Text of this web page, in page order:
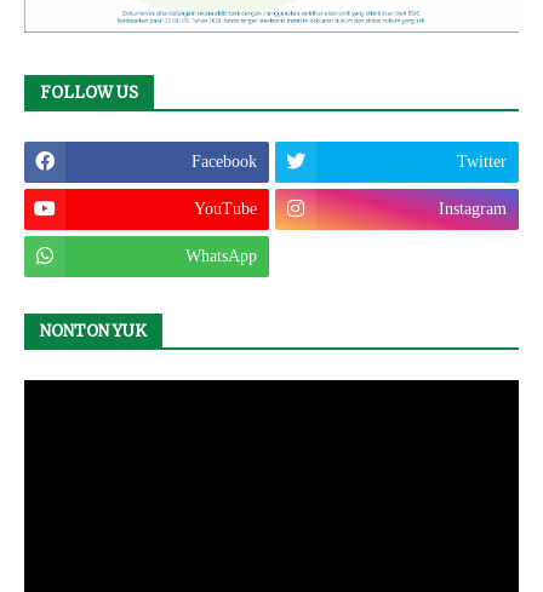
FOLLOW US
Facebook Twitter
YouTube Instagram
WhatsApp
NONTON YUK